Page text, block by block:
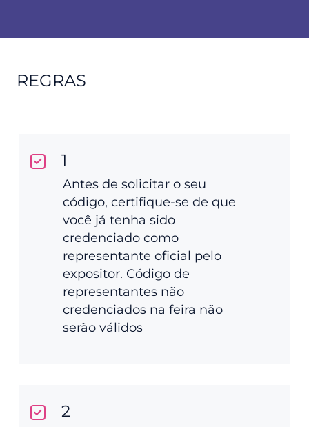
REGRAS
1
Antes de solicitar o seu
código, certifique-se de que
você já tenha sido
credenciado como
representante oficial pelo
expositor. Código de
representantes não
credenciados na feira não
serão válidos
2